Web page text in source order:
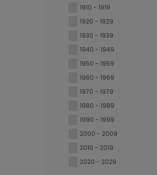
1910 - 1919
1920 - 1929
1930 - 1939
1940 - 1949
1950 - 1959
1960 - 1969
1970 - 1979
1980 - 1989
1990 - 1999
2000 - 2009
2010 - 2019
2020 - 2029